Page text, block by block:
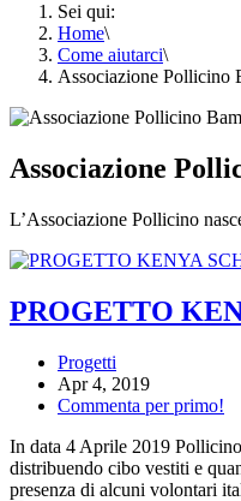
Sei qui:
Home\
Come aiutarci\
Associazione Pollicino
Associazione
L’Associazione Pollicino
PROGETTO
Progetti
Apr 4, 2019
Commenta per primo!
In data 4 Aprile 2019
distribuendo cibo vestiti e
presenza di alcuni volontari